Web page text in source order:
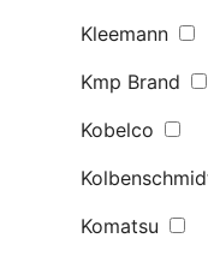
Kleemann
Kmp Brand
Kobelco
Komatsu